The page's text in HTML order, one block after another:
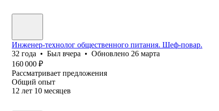
Инженер-технолог общественного питания. Шеф-повар.
32 года • Был вчера • Обновлено 26 марта
160 000 ₽
Рассматривает предложения
Общий опыт
12 лет 10 месяцев